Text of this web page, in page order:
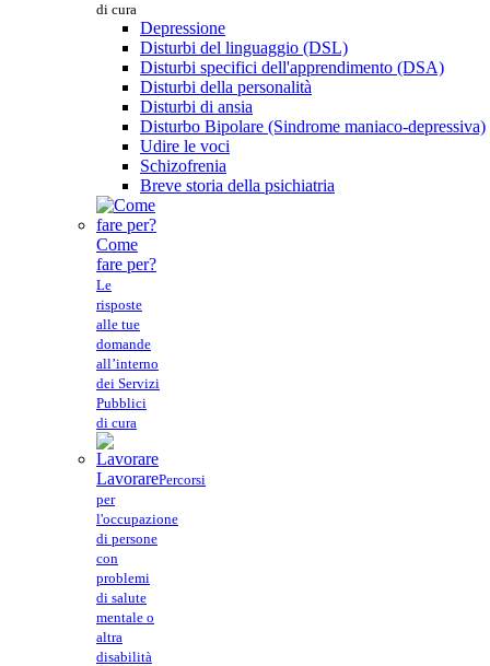
di cura
Depressione
Disturbi del linguaggio (DSL)
Disturbi specifici dell'apprendimento (DSA)
Disturbi della personalità
Disturbi di ansia
Disturbo Bipolare (Sindrome maniaco-depressiva)
Udire le voci
Schizofrenia
Breve storia della psichiatria
Come
fare per?
Le
risposte
alle tue
domande
all’interno
dei Servizi
Pubblici
di cura
LavorarePercorsi
per
l'occupazione
di persone
con
problemi
di salute
mentale o
altra
disabilità